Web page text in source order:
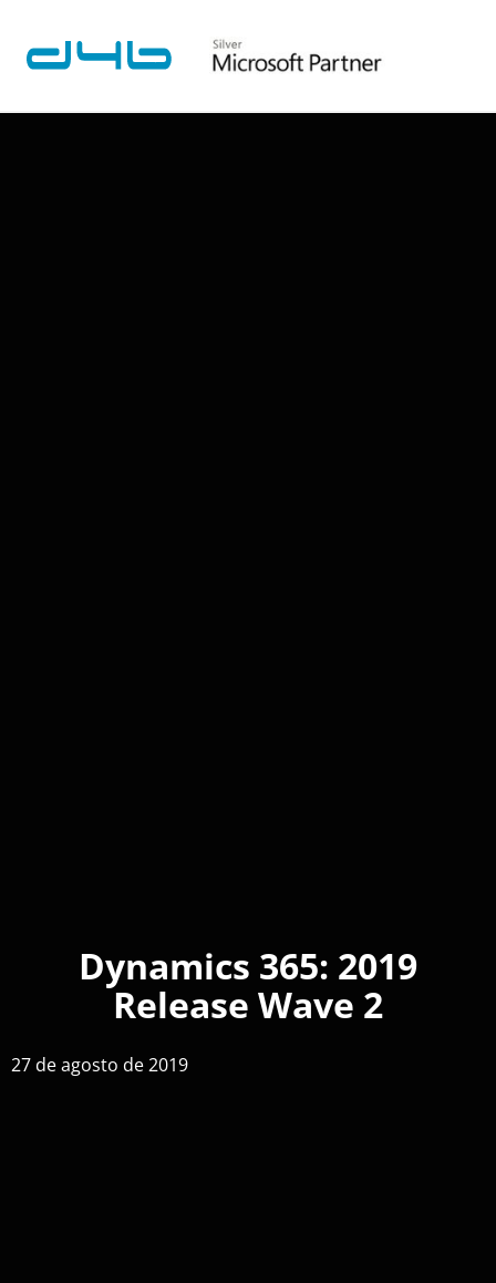
Dynamics 365: 2019
Release Wave 2
27 de agosto de 2019